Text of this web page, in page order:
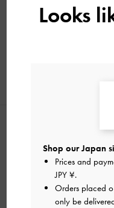
デザイン
履き心地
デザインはシンプ
また、デザイン的
Looks
Shop our Japan
Prices and
JPY ¥.
Orders placed
only be